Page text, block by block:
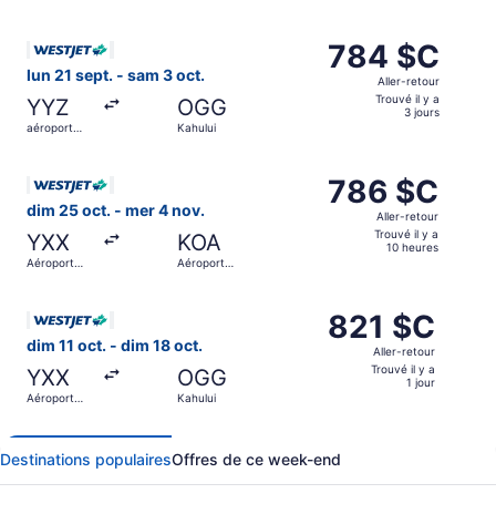
a
4 jours
lun 21 sept. - sam 3 oct.
YYZ
aéroport
OGG
Kahului
784 $C
Aller-
retour,
a
3 jours
784 $C
Aller-retour
Trouvé il y a
3 jours
dim 25 oct. - mer 4 nov.
YXX
Aéroport
KOA
Aéroport
786 $C
Aller-
retour,
a
10 heures
786 $C
Aller-retour
Trouvé il y a
10 heures
dim 11 oct. - dim 18 oct.
YXX
Aéroport
OGG
Kahului
821 $C
Aller-
retour,
a
821 $C
Aller-retour
Trouvé il y a
1 jour
Destinations populairesOffres de ce week-end